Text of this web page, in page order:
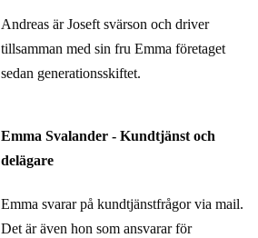
Andreas är Joseft svärson och driver
tillsamman med sin fru Emma företaget
sedan generationsskiftet.
Emma Svalander - Kundtjänst och
delägare
Emma svarar på kundtjänstfrågor via mail.
Det är även hon som ansvarar för